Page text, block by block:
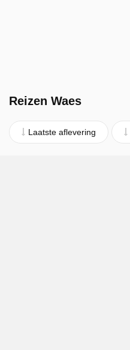
Reizen Waes
Laatste aflevering